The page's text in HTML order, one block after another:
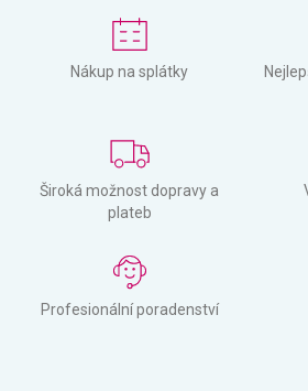
Nákup na splátky
Široká možnost dopravy a
plateb
Profesionální poradenství